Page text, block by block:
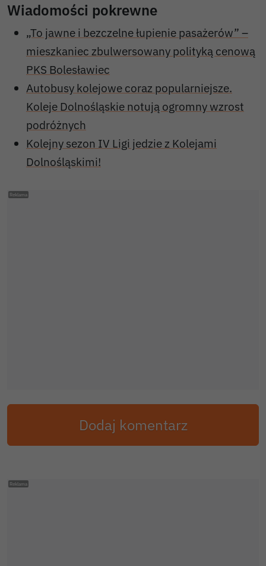
Wiadomości pokrewne
„To jawne i bezczelne łupienie pasażerów” –
mieszkaniec zbulwersowany polityką cenową
PKS Bolesławiec
Autobusy kolejowe coraz popularniejsze.
Koleje Dolnośląskie notują ogromny wzrost
podróżnych
Kolejny sezon IV Ligi jedzie z Kolejami
Dolnośląskimi!
Dodaj komentarz